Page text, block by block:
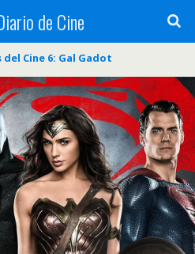
de Cine
del Cine 6: Gal Gadot